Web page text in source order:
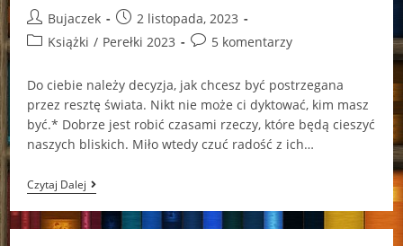
Post
author:
Bujaczek
Post
published:
2 listopada, 2023
PostKsiążki / Perełki 2023
Post5 komentarzy
Do ciebie należy decyzja, jak chcesz być postrzegana
przez resztę świata. Nikt nie może ci dyktować, kim masz
być.* Dobrze jest robić czasami rzeczy, które będą cieszyć
naszych bliskich. Miło wtedy czuć radość z ich…
Czytaj DalejTo,
Co
Zostaje
W